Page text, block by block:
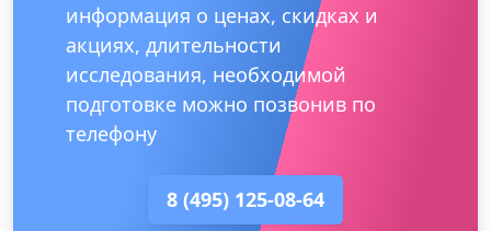
информация о ценах, скидках и
акциях, длительности
исследования, необходимой
подготовке можно позвонив по
телефону
8 (495) 125-08-64